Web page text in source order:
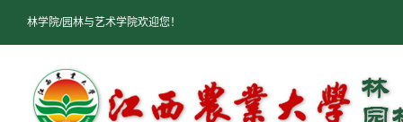
林学院/园林与艺术学院欢迎您！